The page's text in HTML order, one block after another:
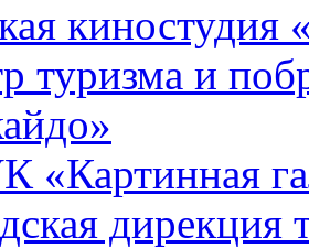
киностудия
туризма и
«Картинная
дирекция